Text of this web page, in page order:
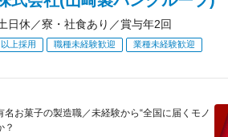
日休／寮・社食あり／賞与年2回
上採用 職種未経験歓迎 業種未経験歓迎
名お菓子の製造職／未経験から“全国に届くモノ
？